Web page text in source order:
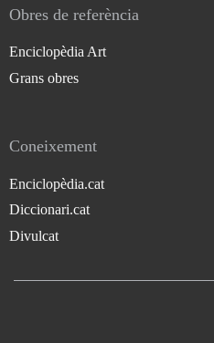
Obres de referència
Enciclopèdia Art
Grans obres
Coneixement
Enciclopèdia.cat
Diccionari.cat
Divulcat